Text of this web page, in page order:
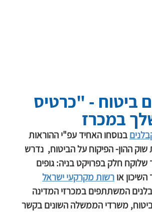
בנוסחו האחיד עפ"י ההוראות
ההון- הפיקוח על הביטוח,  נדרש
שלוקח חלק בפרויקט בניה: גופים
או רשות מקרקעי ישראל
המשתתפים במכרזי המדינה
ביטוח, משרדי הממשלה השונים בקשר
ביטוח - "כרטיס
במכרז